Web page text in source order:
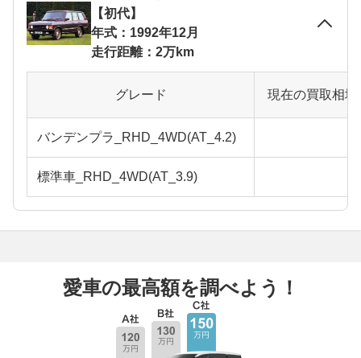
【初代】
年式：1992年12月
走行距離：2万km
グレード 現在の買取相
バンデンプラ_RHD_4WD(AT_4.2)
標準車_RHD_4WD(AT_3.9)
愛車の最高額を調べよう！